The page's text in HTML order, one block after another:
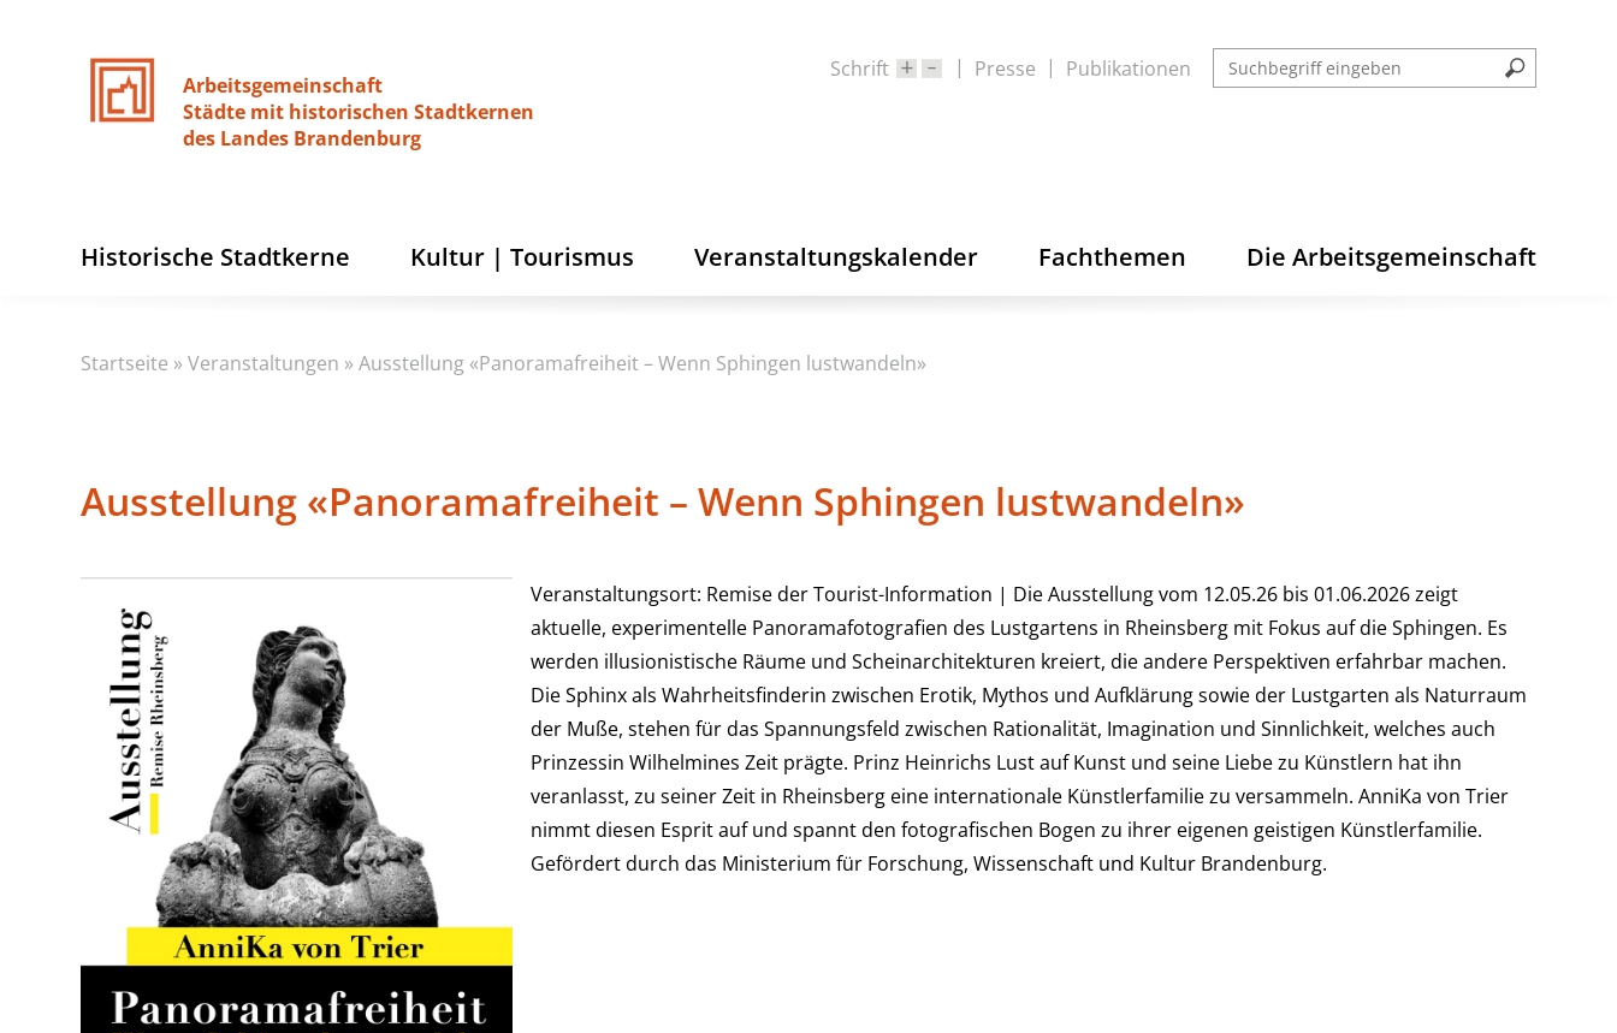
Arbeitsgemeinschaft
Städte mit historischen Stadtkernen
des Landes Brandenburg
Schrift Presse Publikationen
Historische Stadtkerne Kultur | Tourismus Veranstaltungskalender Fachthemen Die Arbeitsgemeinschaft
Startseite »Veranstaltungen »Ausstellung «Panoramafreiheit – Wenn Sphingen lustwandeln»
Ausstellung «Panoramafreiheit – Wenn Sphingen lustwandeln»
Veranstaltungsort: Remise der Tourist-Information | Die Ausstellung vom 12.05.26 bis 01.06.2026 zeigt
aktuelle, experimentelle Panoramafotografien des Lustgartens in Rheinsberg mit Fokus auf die Sphingen. Es
werden illusionistische Räume und Scheinarchitekturen kreiert, die andere Perspektiven erfahrbar machen.
Die Sphinx als Wahrheitsfinderin zwischen Erotik, Mythos und Aufklärung sowie der Lustgarten als Naturraum
der Muße, stehen für das Spannungsfeld zwischen Rationalität, Imagination und Sinnlichkeit, welches auch
Prinzessin Wilhelmines Zeit prägte. Prinz Heinrichs Lust auf Kunst und seine Liebe zu Künstlern hat ihn
veranlasst, zu seiner Zeit in Rheinsberg eine internationale Künstlerfamilie zu versammeln. AnniKa von Trier
nimmt diesen Esprit auf und spannt den fotografischen Bogen zu ihrer eigenen geistigen Künstlerfamilie.
Gefördert durch das Ministerium für Forschung, Wissenschaft und Kultur Brandenburg.